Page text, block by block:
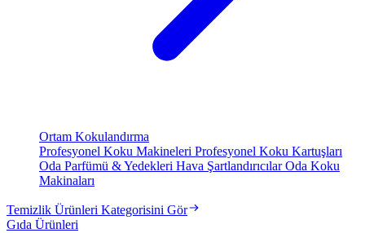
Ortam Kokulandırma
Profesyonel Koku Makineleri Profesyonel Koku Kartuşları
Oda Parfümü & Yedekleri Hava ŞartlandırıcılarOda Koku
Makinaları
Temizlik Ürünleri Kategorisini Gör
Gıda Ürünleri